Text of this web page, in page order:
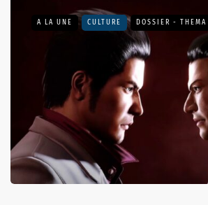
A LA UNE CULTURE DOSSIER - THEMA